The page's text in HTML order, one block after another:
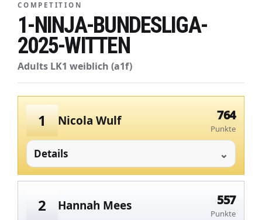
COMPETITION
1-NINJA-BUNDESLIGA-
2025-WITTEN
Adults LK1 weiblich (a1f)
1 Nicola Wulf 764
Punkte
Details
2 Hannah Mees 557
Punkte